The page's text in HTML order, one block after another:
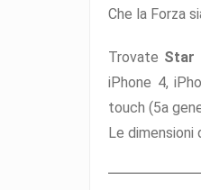
Che la Forza
Trovate Star
iPhone 4,
touch (5a
Le dimensioni